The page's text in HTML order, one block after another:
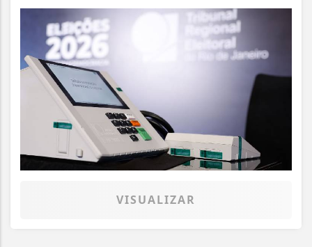
VISUALIZAR